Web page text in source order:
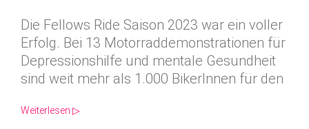
Die Fellows Ride Saison 2023 war ein voller
Erfolg. Bei 13 Motorraddemonstrationen für
Depressionshilfe und mentale Gesundheit
sind weit mehr als 1.000 BikerInnen für den
Weiterlesen ▷